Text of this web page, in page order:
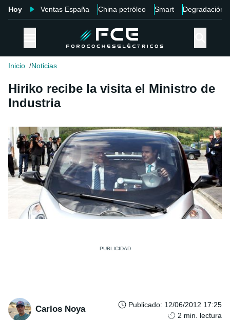
Hoy Ventas España China petróleo Smart Degradación
Inicio Noticias
Hiriko recibe la visita el Ministro de
Industria
Carlos Noya Publicado: 12/06/2012 17:25
2 min. lectura